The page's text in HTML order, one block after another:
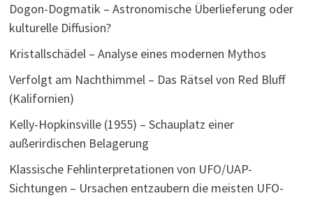
Dogon-Dogmatik – Astronomische Überlieferung oder
kulturelle Diffusion?
Kristallschädel – Analyse eines modernen Mythos
Verfolgt am Nachthimmel – Das Rätsel von Red Bluff
(Kalifornien)
Kelly-Hopkinsville (1955) – Schauplatz einer
außerirdischen Belagerung
Klassische Fehlinterpretationen von UFO/UAP-
Sichtungen – Ursachen entzaubern die meisten UFO-